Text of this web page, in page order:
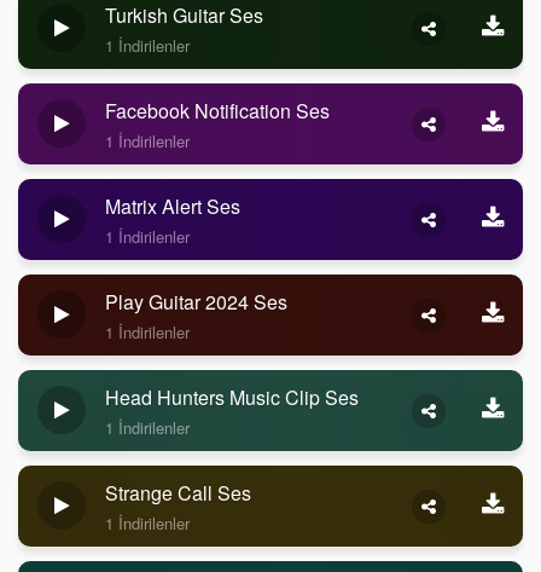
Turkish Guitar Ses
1 İndirilenler
Facebook Notification Ses
1 İndirilenler
Matrix Alert Ses
1 İndirilenler
Play Guitar 2024 Ses
1 İndirilenler
Head Hunters Music Clip Ses
1 İndirilenler
Strange Call Ses
1 İndirilenler